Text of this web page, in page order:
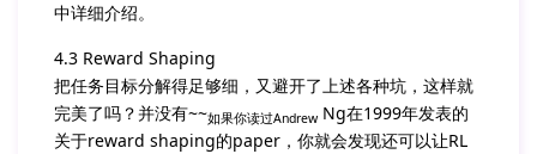
中详细介绍。
4.3 Reward Shaping
把任务目标分解得足够细，又避开了上述各种坑，这样就
完美了吗？并没有~~如果你读过Andrew Ng在1999年发表的
关于reward shaping的paper，你就会发现还可以让RL